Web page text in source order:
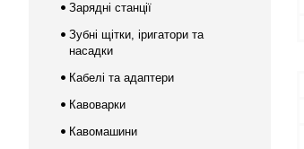
Зарядні станції
Зубні щітки, іригатори та
насадки
Кабелі та адаптери
Кавоварки
Кавомашини